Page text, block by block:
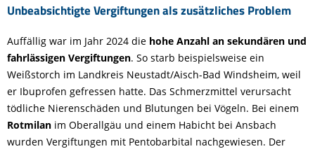
Unbeabsichtigte Vergiftungen als zusätzliches Problem
Auffällig war im Jahr 2024 die hohe Anzahl an sekundären und
fahrlässigen Vergiftungen. So starb beispielsweise ein
Weißstorch im Landkreis Neustadt/Aisch-Bad Windsheim, weil
er Ibuprofen gefressen hatte. Das Schmerzmittel verursacht
tödliche Nierenschäden und Blutungen bei Vögeln. Bei einem
Rotmilan im Oberallgäu und einem Habicht bei Ansbach
wurden Vergiftungen mit Pentobarbital nachgewiesen. Der